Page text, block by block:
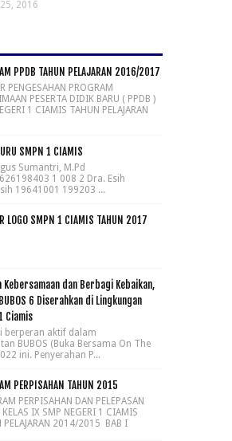
25, 2016
PPDB TAHUN PELAJARAN 2016/2017
PENGESAHAN PROGRAM
PESERTA DIDIK BARU ( PPDB )
1 CIAMIS TAHUN PELAJARAN
SMPN 1 CIAMIS
Sumantri, M.Pd
1 008 2 Dra. Esih
19641001 199203 ...
LOGO SMPN 1 CIAMIS TAHUN 2017
Kebersamaan dan Berbagi Kebaikan,
6 Diserahkan di Lingkungan
Ciamis
berperan aktif dalam
BUBOS (Buka Bersama On The
ini. Penyerahan P...
PERPISAHAN TAHUN 2015
PERPISAHAN DAN PELEPASAN
KELAS IX SMP NEGERI 1 CIAMIS
PELAJARAN 2014/2015 BAB I